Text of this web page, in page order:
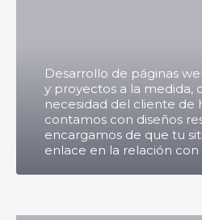
Desarrollo de páginas
y proyectos a la medida,
necesidad del cliente de
contamos con diseños
encargamos de que tu
enlace en la relación con